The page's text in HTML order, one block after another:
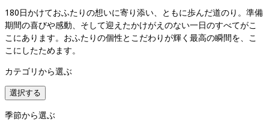
180日かけておふたりの想いに寄り添い、ともに歩んだ道のり。準備
期間の喜びや感動、そして迎えたかけがえのない一日のすべてがこ
こにあります。おふたりの個性とこだわりが輝く最高の瞬間を、こ
こにしたためます。
カテゴリから選ぶ
選択する
季節から選ぶ